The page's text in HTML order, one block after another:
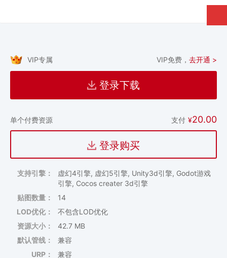
VIP专属 VIP免费， 去开通 >
登录下载
单个付费资源 支付 ¥20.00
登录购买
支持引擎：
虚幻4引擎, 虚幻5引擎, Unity3d引擎, Godot游戏
引擎, Cocos creater 3d引擎
贴图数量：
14
LOD优化：
不包含LOD优化
资源大小：
42.7 MB
默认管线：
兼容
URP：
兼容